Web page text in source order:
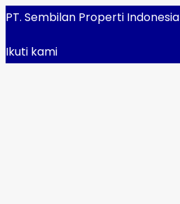
PT. Sembilan Properti Indonesia
Ikuti kami